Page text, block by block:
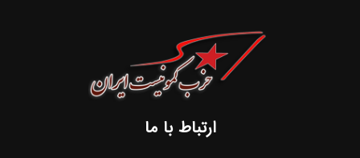
ارتباط با ما